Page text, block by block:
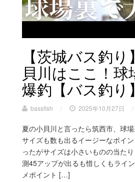
【茨城バス釣
貝川はここ！球
爆釣【バス釣り】
bassfish / 2025年10月27日 /
夏の小貝川と言ったら筑西市、球
サイズも数も出るイージーなポイ
ったがサイズは小さいものの当た
測45アップが出るも惜しくもライ
メポイント […]